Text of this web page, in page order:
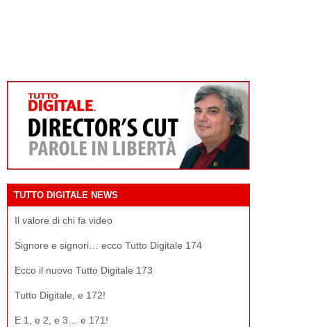
TUTTO DIGITALE NEWS
Il valore di chi fa video
Signore e signori… ecco Tutto Digitale 174
Ecco il nuovo Tutto Digitale 173
Tutto Digitale, e 172!
E 1, e 2, e 3… e 171!